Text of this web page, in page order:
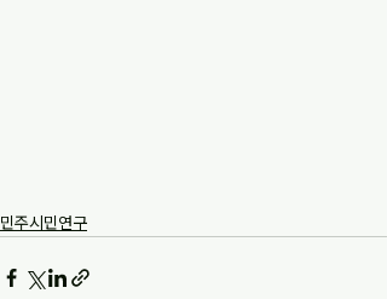
민주시민연구